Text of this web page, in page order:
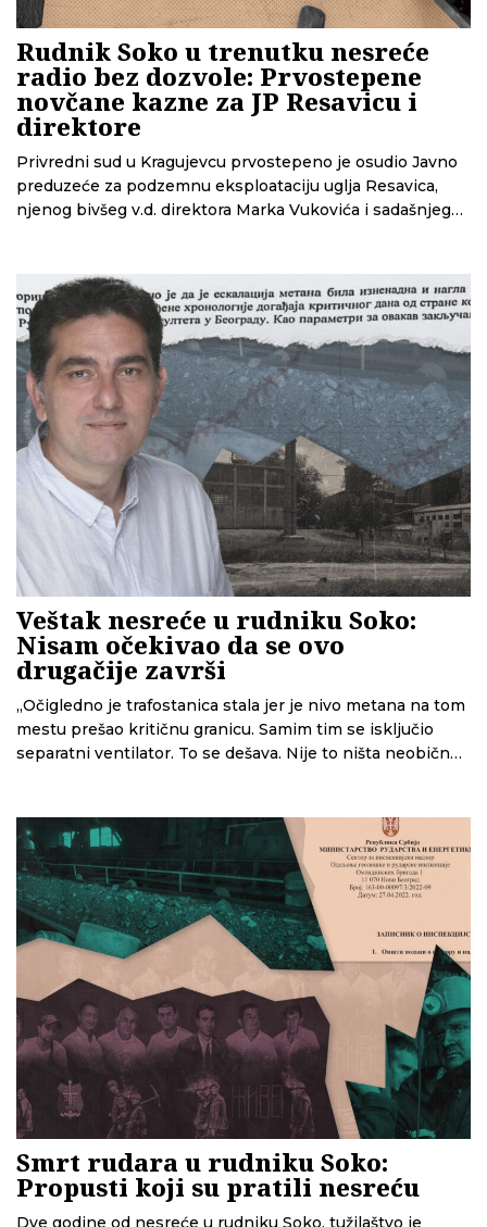
Rudnik Soko u trenutku nesreće
radio bez dozvole: Prvostepene
novčane kazne za JP Resavicu i
direktore
Privredni sud u Kragujevcu prvostepeno je osudio Javno
preduzeće za podzemnu eksploataciju uglja Resavica,
njenog bivšeg v.d. direktora Marka Vukovića i sadašnjeg
odobrenje za izvođenje rudarskih radova i izgradnju
rudarskih objekata.
Veštak nesreće u rudniku Soko:
Nisam očekivao da se ovo
drugačije završi
„Očigledno je trafostanica stala jer je nivo metana na tom
mestu prešao kritičnu granicu. Samim tim se isključio
separatni ventilator. To se dešava. Nije to ništa neobično.
nov.) na samom otkopu”, kaže u intervjuu za CINS Branko
Gluščević, jedan od profesora Rudarsko-geološkog
fakulteta koji su veštačili nesreću u rudniku Soko u kojoj
su poginula osmorica rudara.
Smrt rudara u rudniku Soko:
Propusti koji su pratili nesreću